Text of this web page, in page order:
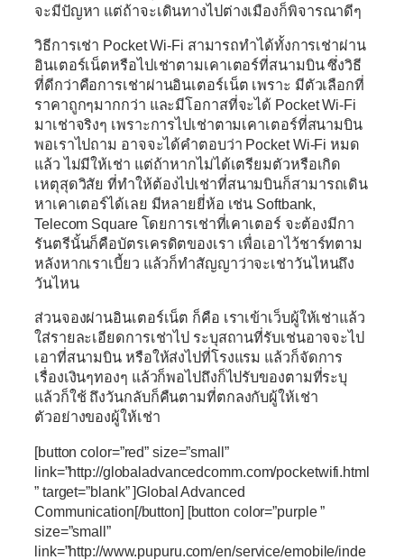
จะมีปัญหา แต่ถ้าจะเดินทางไปต่างเมืองก็พิจารณาดีๆ
วิธีการเช่า Pocket Wi-Fi สามารถทำได้ทั้งการเช่าผ่าน
อินเตอร์เน็ตหรือไปเช่าตามเคาเตอร์ที่สนามบิน ซึ่งวิธี
ที่ดีกว่าคือการเช่าผ่านอินเตอร์เน็ต เพราะ มีตัวเลือกที่
ราคาถูกๆมากกว่า และมีโอกาสที่จะได้ Pocket Wi-Fi
มาเช่าจริงๆ เพราะการไปเช่าตามเคาเตอร์ที่สนามบิน
พอเราไปถาม อาจจะได้คำตอบว่า Pocket Wi-Fi หมด
แล้ว ไม่มีให้เช่า แต่ถ้าหากไม่ได้เตรียมตัวหรือเกิด
เหตุสุดวิสัย ที่ทำให้ต้องไปเช่าที่สนามบินก็สามารถเดิน
หาเคาเตอร์ได้เลย มีหลายยี่ห้อ เช่น Softbank,
Telecom Square โดยการเช่าที่เคาเตอร์ จะต้องมีกา
รันตรีนั้นก็คือบัตรเครดิตของเรา เพื่อเอาไว้ชาร์ทตาม
หลังหากเราเบี้ยว แล้วก็ทำสัญญาว่าจะเช่าวันไหนถึง
วันไหน
ส่วนจองผ่านอินเตอร์เน็ต ก็คือ เราเข้าเว็บผู้ให้เช่าแล้ว
ใส่รายละเอียดการเช่าไป ระบุสถานที่รับเช่นอาจจะไป
เอาที่สนามบิน หรือให้ส่งไปที่โรงแรม แล้วก็จัดการ
เรื่องเงินๆทองๆ แล้วก็พอไปถึงก็ไปรับของตามที่ระบุ
แล้วก็ใช้ ถึงวันกลับก็คืนตามที่ตกลงกับผู้ให้เช่า
ตัวอย่างของผู้ให้เช่า
[button color=”red” size=”small”
link=”http://globaladvancedcomm.com/pocketwifi.html
” target=”blank” ]Global Advanced
Communication[/button] [button color=”purple ”
size=”small”
link=”http://www.pupuru.com/en/service/emobile/inde